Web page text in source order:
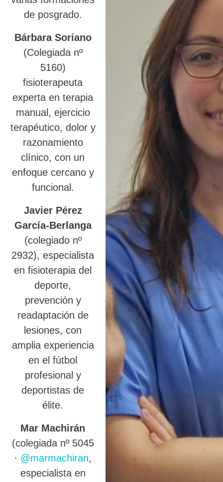
de posgrado.
Bárbara Soriano
(Colegiada nº
5160)
fisioterapeuta
experta en terapia
manual, ejercicio
terapéutico, dolor y
razonamiento
clínico, con un
enfoque cercano y
funcional.
Javier Pérez
García-Berlanga
(colegiado nº
2932), especialista
en fisioterapia del
deporte,
prevención y
readaptación de
lesiones, con
amplia experiencia
en el fútbol
profesional y
deportistas de
élite.
Mar Machirán
(colegiada nº 5045
· @marmachiran,
especialista en